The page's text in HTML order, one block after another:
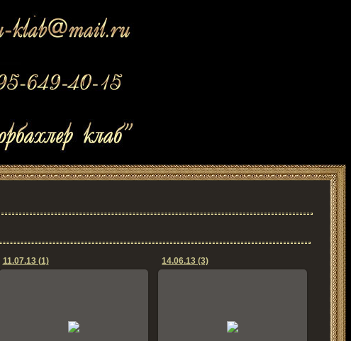
11.07.13 (1) 14.06.13 (3)